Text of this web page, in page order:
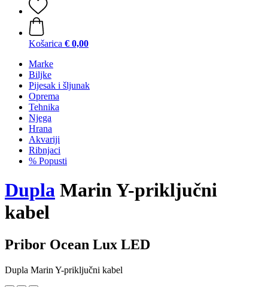
Košarica € 0,00
Marke
Biljke
Pijesak i šljunak
Oprema
Tehnika
Njega
Hrana
Akvariji
Ribnjaci
% Popusti
Dupla Marin Y-priključni
kabel
Pribor Ocean Lux LED
Dupla Marin Y-priključni kabel